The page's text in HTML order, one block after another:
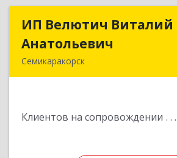
ИП Велютич Виталий
Анатольевич
Семикаракорск
Клиентов на сопровождении
ИП